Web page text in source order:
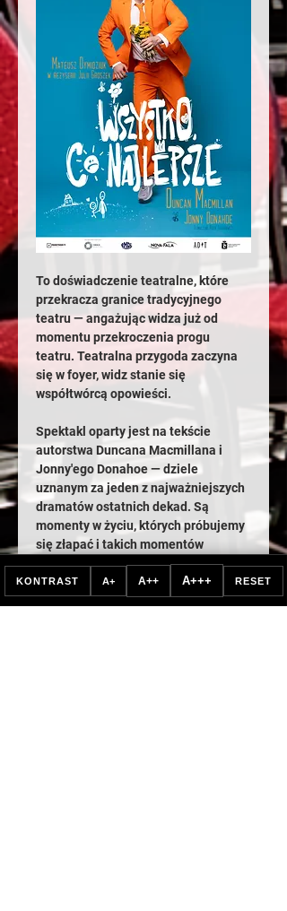
To doświadczenie teatralne, które
przekracza granice tradycyjnego
teatru — angażując widza już od
momentu przekroczenia progu
teatru. Teatralna przygoda zaczyna
się w foyer, widz stanie się
współtwórcą opowieści.
Spektakl oparty jest na tekście
autorstwa Duncana Macmillana i
Jonny'ego Donahoe — dziele
uznanym za jeden z najważniejszych
dramatów ostatnich dekad. Są
momenty w życiu, których próbujemy
się złapać i takich momentów
poszukuje nasz bohater. Kiedy jego
mama trafia do szpitala, on zaczyna
tworzyć listę wspaniałych rzeczy, aby
KONTRAST A+ A++ A+++ RESET